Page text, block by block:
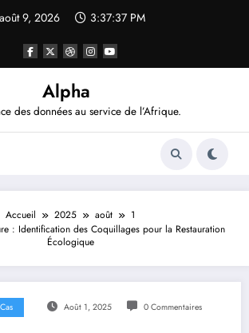
août 9, 2026 3:37:38 PM
Alpha
des données au service de l’Afrique.
Accueil 2025 août
1
: Identification des Coquillages pour la Restauration
Écologique
Août 1, 2025 0 Commentaires